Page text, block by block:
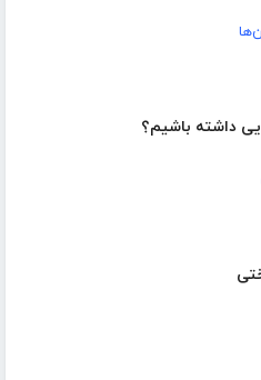
داشته باشیم؟